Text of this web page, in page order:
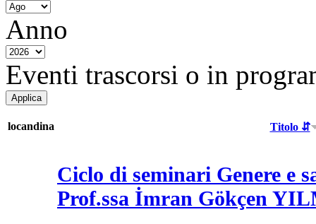
Anno
Eventi trascorsi o in
locandina Titolo ⇵
Ciclo di seminari Genere e
Prof.ssa İmran Gökçen